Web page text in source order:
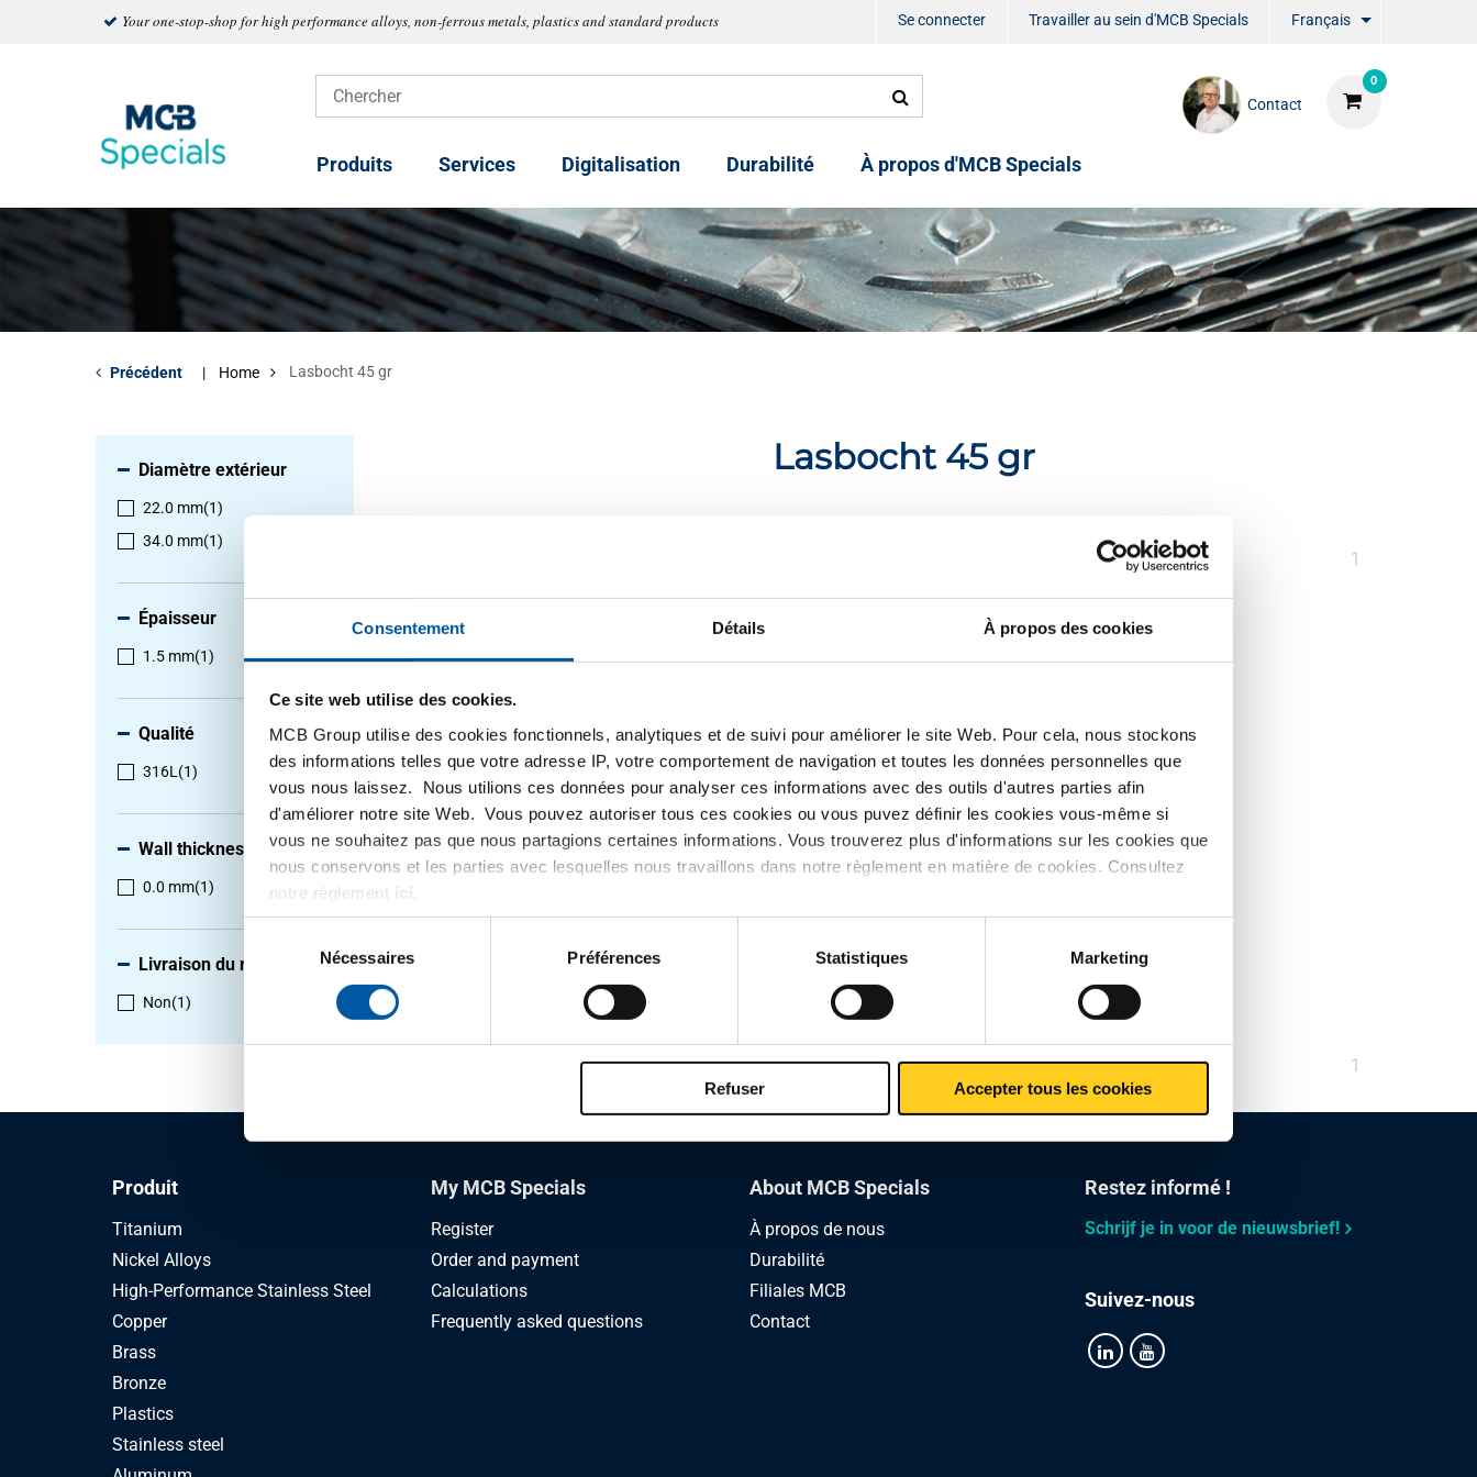
Consentement Détails À propos des cookies
Ce site web utilise des cookies.
MCB Group utilise des cookies fonctionnels, analytiques et de suivi pour améliorer le site Web. Pour cela, nous stockons
des informations telles que votre adresse IP, votre comportement de navigation et toutes les données personnelles que
vous nous laissez. Nous utilions ces données pour analyser ces informations avec des outils d'autres parties afin
d'améliorer notre site Web. Vous pouvez autoriser tous ces cookies ou vous puvez définir les cookies vous-même si
vous ne souhaitez pas que nous partagions certaines informations. Vous trouverez plus d'informations sur les cookies que
nous conservons et les parties avec lesquelles nous travaillons dans notre règlement en matière de cookies. Consultez
notre règlement ici
Sélection
consentement
Nécessaires Préférences Statistiques Marketing
Refuser Accepter tous les cookies
Your one-stop-shop for high performance alloys, non-ferrous metals, plastics and standard products Se connecter Travailler au sein d'MCB Specials Français
0
Contact
Produits Services Digitalisation Durabilité À propos d'MCB Specials
Précédent Home Lasbocht 45 gr
Diamètre extérieur
22.0 mm(1)
34.0 mm(1)
Épaisseur
1.5 mm(1)
Qualité
316L (1)
Wall thickness
0.0 mm(1)
Livraison du reste
Non(1)
Lasbocht 45 gr
Vous
1
1.4404/316 Welded elbow
BL,pickled,DIN,short
Vous
1
Produit
Titanium
Nickel Alloys
High-Performance Stainless Steel
Copper
Brass
Bronze
Plastics
Stainless steel
My MCB Specials
Register
Order and payment
Calculations
Frequently asked questions
About MCB Specials
À propos de nous
Durabilité
Filiales MCB
Contact
Restez informé !
Schrijf je in voor de nieuwsbrief!
Suivez-nous